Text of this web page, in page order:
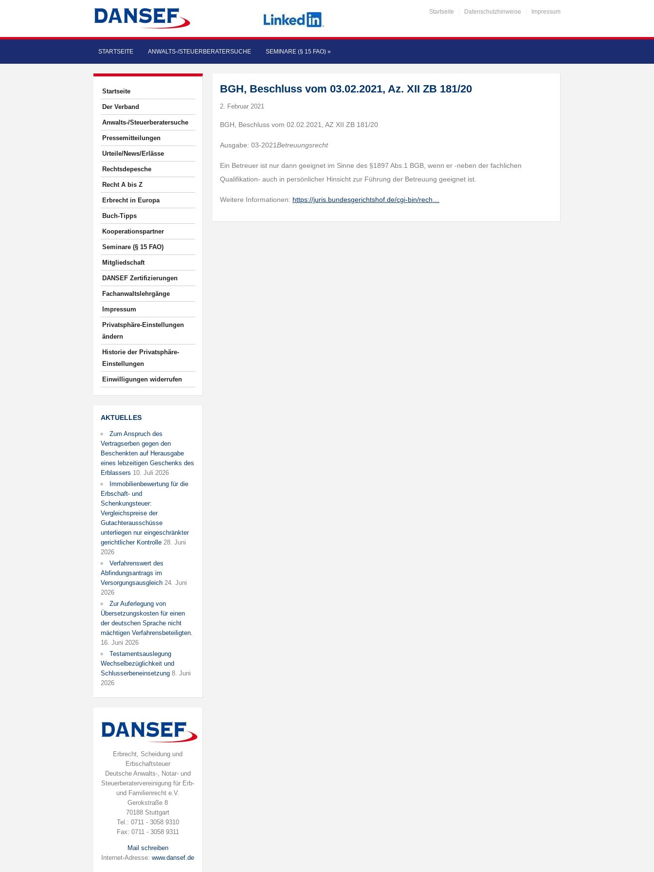
Startseite Datenschutzhinweise Impressum
STARTSEITE ANWALTS-/STEUERBERATERSUCHE SEMINARE (§ 15 FAO) »
Startseite
Der Verband
Anwalts-/Steuerberatersuche
Pressemitteilungen
Urteile/News/Erlässe
Rechtsdepesche
Recht A bis Z
Erbrecht in Europa
Buch-Tipps
Kooperationspartner
Seminare (§ 15 FAO)
Mitgliedschaft
DANSEF Zertifizierungen
Fachanwaltslehrgänge
Impressum
Privatsphäre-Einstellungen
ändern
Historie der Privatsphäre-
Einstellungen
Einwilligungen widerrufen
AKTUELLES
Zum Anspruch des
Vertragserben gegen den
Beschenkten auf Herausgabe
eines lebzeitigen Geschenks des
Erblassers 10. Juli 2026
Immobilienbewertung für die
Erbschaft- und
Schenkungsteuer:
Vergleichspreise der
Gutachterausschüsse
unterliegen nur eingeschränkter
gerichtlicher Kontrolle 28. Juni
2026
Verfahrenswert des
Abfindungsantrags im
Versorgungsausgleich 24. Juni
2026
Zur Auferlegung von
Übersetzungskosten für einen
der deutschen Sprache nicht
mächtigen Verfahrensbeteiligten.
16. Juni 2026
Testamentsauslegung
Wechselbezüglichkeit und
Schlusserbeneinsetzung 8. Juni
2026
Erbrecht, Scheidung und
Erbschaftsteuer
Deutsche Anwalts-, Notar- und
Steuerberatervereinigung für Erb-
und Familienrecht e.V.
Gerokstraße 8
70188 Stuttgart
Tel.: 0711 - 3058 9310
Fax: 0711 - 3058 9311
Mail schreiben
Internet-Adresse:www.dansef.de
BGH, Beschluss vom 03.02.2021, Az. XII ZB 181/20
2. Februar 2021
BGH, Beschluss vom 02.02.2021, AZ XII ZB 181/20
Ausgabe: 03-2021Betreuungsrecht
Ein Betreuer ist nur dann geeignet im Sinne des §1897 Abs.1 BGB, wenn er -neben der fachlichen
Qualifikation- auch in persönlicher Hinsicht zur Führung der Betreuung geeignet ist.
Weitere Informationen: https://juris.bundesgerichtshof.de/cgi-bin/rech…